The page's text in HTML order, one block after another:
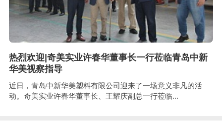
热烈欢迎|奇美实业许春华董事长一行莅临青岛中新
华美视察指导
近日，青岛中新华美塑料有限公司迎来了一场意义非凡的活
动。奇美实业许春华董事长、王耀庆副总一行莅临...